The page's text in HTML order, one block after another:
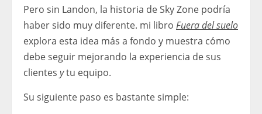
Pero sin Landon, la historia de Sky Zone podría
haber sido muy diferente. mi libro Fuera del suelo
explora esta idea más a fondo y muestra cómo
debe seguir mejorando la experiencia de sus
clientes ytu equipo.
Su siguiente paso es bastante simple: